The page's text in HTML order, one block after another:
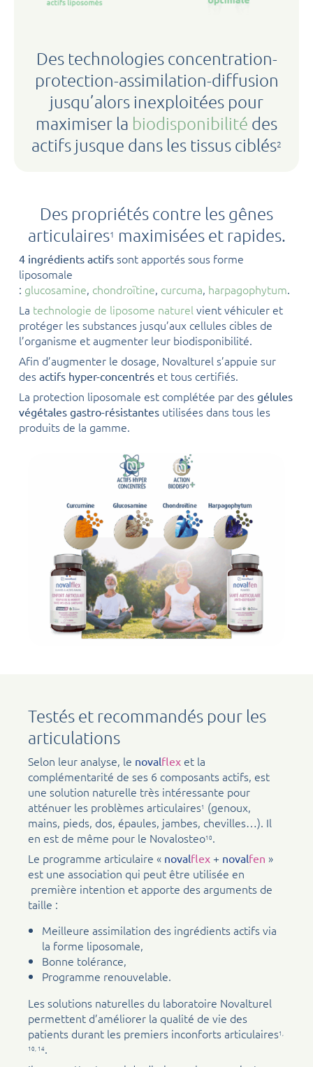
Des technologies concentration-
protection-assimilation-diffusion
jusqu’alors inexploitées pour
maximiser la biodisponibilité des
actifs jusque dans les tissus ciblés2
Des propriétés contre les gênes
articulaires1 maximisées et rapides.
4 ingrédients actifs sont apportés sous forme
liposomale
: glucosamine, chondroïtine, curcuma, harpagophytum.
La technologie de liposome naturel vient véhiculer et
protéger les substances jusqu’aux cellules cibles de
l’organisme et augmenter leur biodisponibilité.
Afin d’augmenter le dosage, Novalturel s’appuie sur
des actifs hyper-concentrés et tous certifiés.
La protection liposomale est complétée par des gélules
végétales gastro-résistantes utilisées dans tous les
produits de la gamme.
Testés et recommandés pour les
articulations
Selon leur analyse, le novalflex et la
complémentarité de ses 6 composants actifs, est
une solution naturelle très intéressante pour
atténuer les problèmes articulaires1 (genoux,
mains, pieds, dos, épaules, jambes, chevilles…). Il
en est de même pour le Novalosteo10.
Le programme articulaire « novalflex + novalfen »
est une association qui peut être utilisée en
première intention et apporte des arguments de
taille :
Meilleure assimilation des ingrédients actifs via
la forme liposomale,
Bonne tolérance,
Programme renouvelable.
Les solutions naturelles du laboratoire Novalturel
permettent d’améliorer la qualité de vie des
patients durant les premiers inconforts articulaires1,
10, 14.